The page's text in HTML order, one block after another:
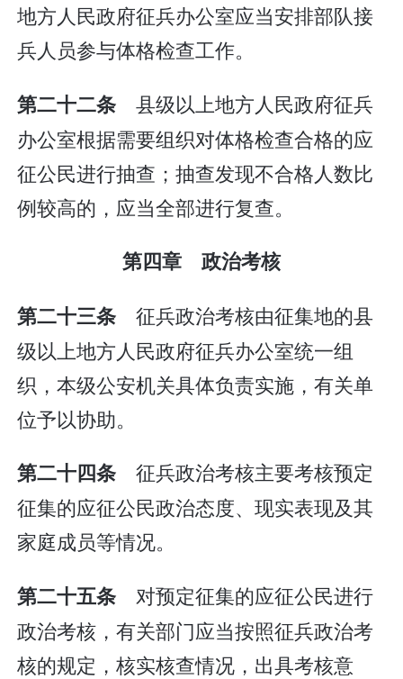
地方人民政府征兵办公室应当安排部队接
兵人员参与体格检查工作。
第二十二条 县级以上地方人民政府征兵
办公室根据需要组织对体格检查合格的应
征公民进行抽查；抽查发现不合格人数比
例较高的，应当全部进行复查。
第四章 政治考核
第二十三条 征兵政治考核由征集地的县
级以上地方人民政府征兵办公室统一组
织，本级公安机关具体负责实施，有关单
位予以协助。
第二十四条 征兵政治考核主要考核预定
征集的应征公民政治态度、现实表现及其
家庭成员等情况。
第二十五条 对预定征集的应征公民进行
政治考核，有关部门应当按照征兵政治考
核的规定，核实核查情况，出具考核意